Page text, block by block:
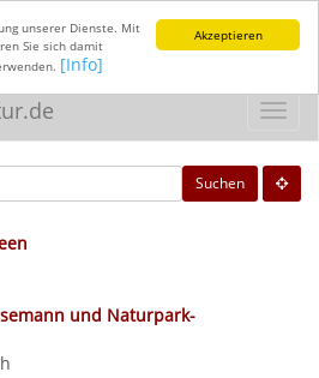
Akzeptieren
unserer Dienste. Mit
Sie sich damit
[Info]
Suchen
und Naturpark-